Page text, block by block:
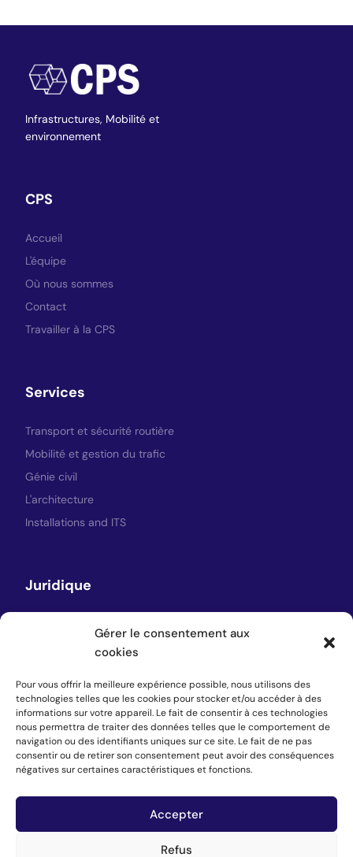
Gérer le consentement aux
cookies
Pour vous offrir la meilleure expérience possible, nous utilisons des
technologies telles que les cookies pour stocker et/ou accéder à des
informations sur votre appareil. Le fait de consentir à ces technologies
nous permettra de traiter des données telles que le comportement de
navigation ou des identifiants uniques sur ce site. Le fait de ne pas
consentir ou de retirer son consentement peut avoir des conséquences
négatives sur certaines caractéristiques et fonctions.
Accepter
Refus
Infrastructures, Mobilité et
environnement
CPS
Accueil
L'équipe
Où nous sommes
Contact
Travailler à la CPS
Services
Transport et sécurité routière
Mobilité et gestion du trafic
Génie civil
L'architecture
Installations and ITS
Juridique
Politique de confidentialité
Suivez-nous
LinkedIn
Facebook